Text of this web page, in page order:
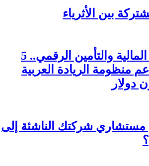
بين التقنية المالية والتأمين الرقمي.. 5
منظومة الريادة العربية
شركتك الناشئة إلى